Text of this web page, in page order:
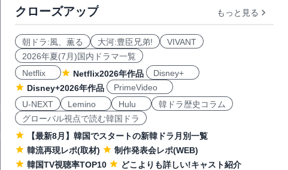
クローズアップ もっと見る
朝ドラ:風、薫る 大河:豊臣兄弟!
VIVANT
2026年夏(7月)国内ドラマ一覧
Netflix
Netflix2026年作品
Disney+
Disney+2026年作品
PrimeVideo
U-NEXT
Lemino Hulu
韓ドラ歴史コラム
グローバル視点で読む韓国ドラ
【最新8月】韓国でスタートの新韓ドラ月別一覧
韓流再現レポ(取材)
制作発表会レポ(WEB)
韓国TV視聴率TOP10
どこよりも詳しい!キャスト紹介